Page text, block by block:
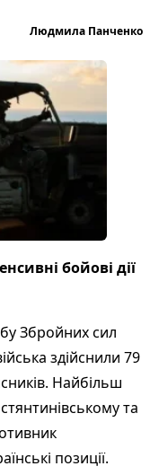
Людмила Панченко
бойові дії
Збройних сил
здійснили 79
Найбільш
та
позиції.